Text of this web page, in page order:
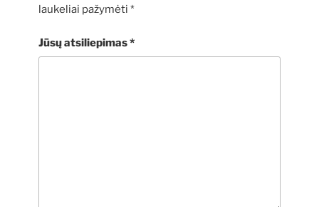
laukeliai pažymėti *
Jūsų atsiliepimas*